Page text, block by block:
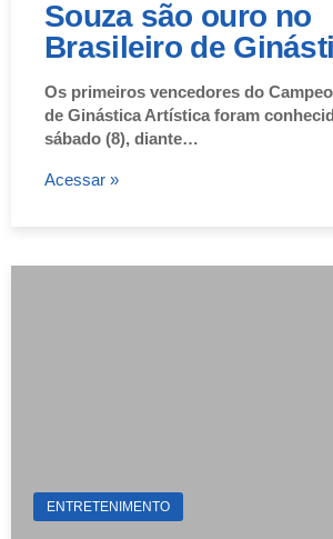
Souza são ouro no
Brasileiro de
Os primeiros vencedores do
de Ginástica Artística foram
sábado (8), diante…
Acessar »
ENTRETENIMENTO